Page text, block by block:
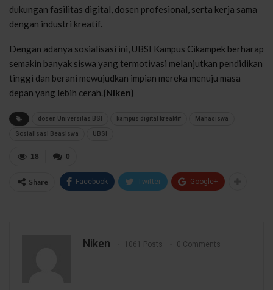
dukungan fasilitas digital, dosen profesional, serta kerja sama
dengan industri kreatif.
Dengan adanya sosialisasi ini, UBSI Kampus Cikampek berharap
semakin banyak siswa yang termotivasi melanjutkan pendidikan
tinggi dan berani mewujudkan impian mereka menuju masa
depan yang lebih cerah.(Niken)
dosen Universitas BSI kampus digital kreaktif Mahasiswa
Sosialisasi Beasiswa UBSI
0
18
Share Facebook Twitter Google+
Niken 1061 Posts 0 Comments